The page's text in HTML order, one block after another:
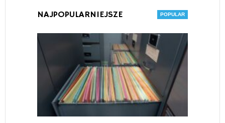
NAJPOPULARNIEJSZE